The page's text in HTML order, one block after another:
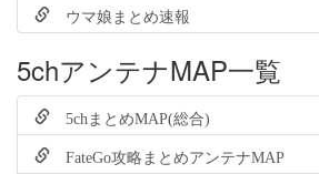
ウマ娘まとめ速報
5chアンテナMAP一覧
5chまとめMAP(総合)
FateGo攻略まとめアンテナMAP